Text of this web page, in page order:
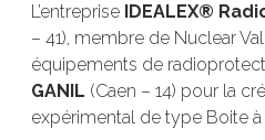
L’entreprise IDEALEX®
– 41), membre de Nuclear
équipements de
GANIL (Caen – 14) pour la
expérimental de type Boite à